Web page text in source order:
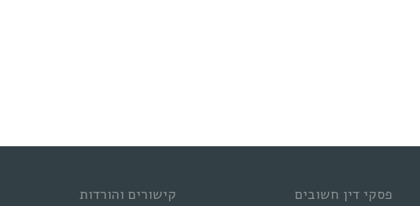
במהלך
פסקי דין חשובים קישורים והורדות